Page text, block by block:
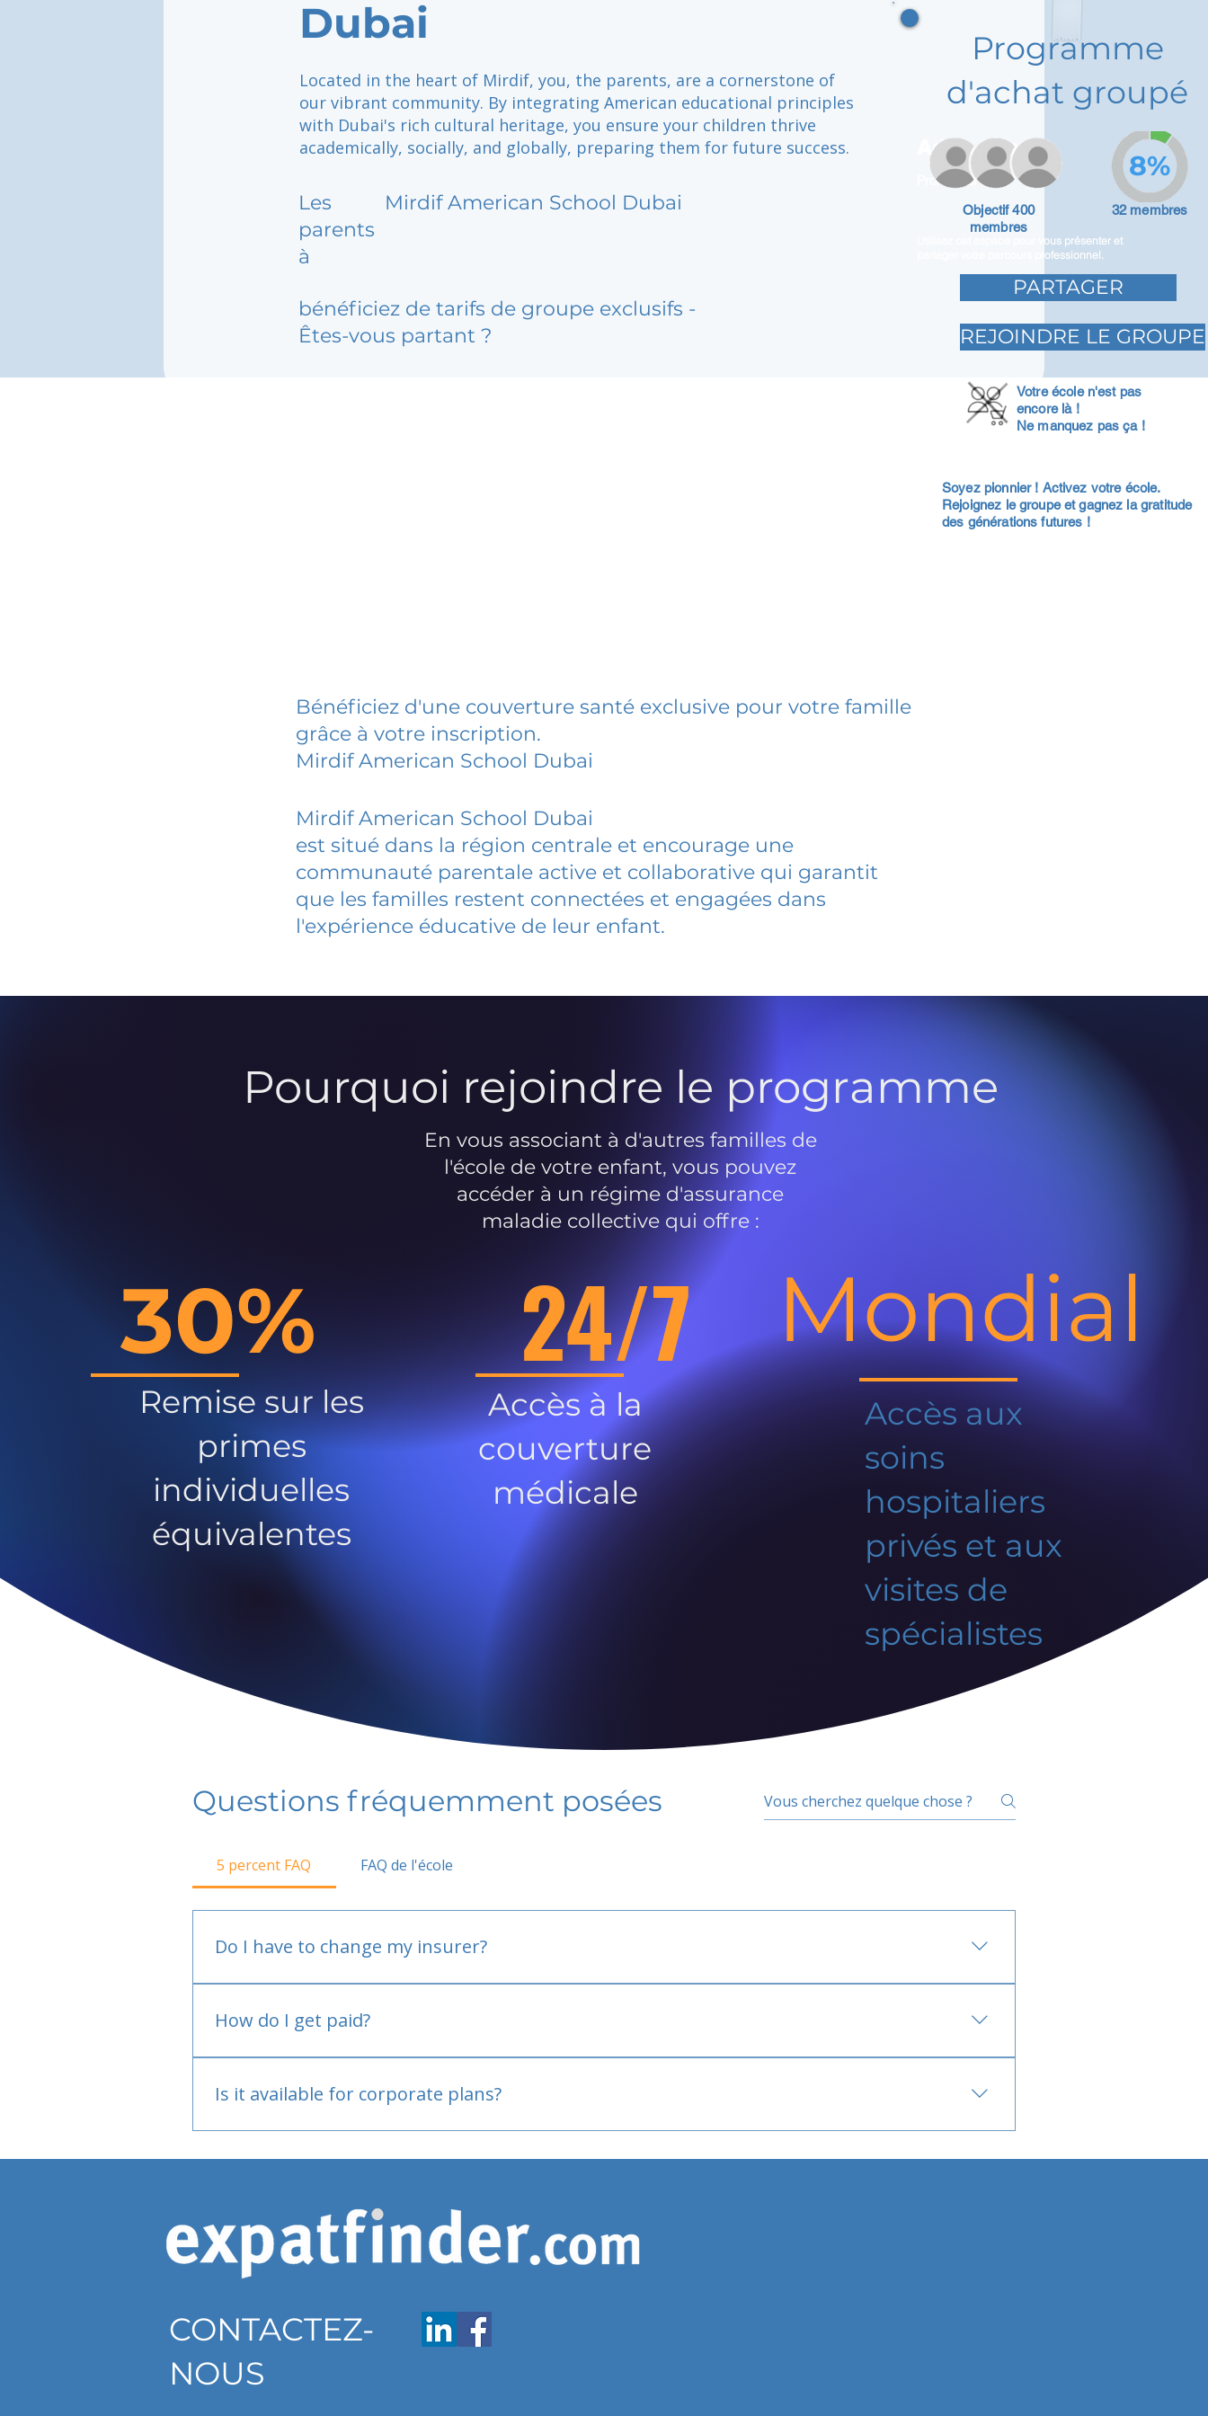
Dubai
Located in the heart of Mirdif, you, the parents, are a cornerstone of
our vibrant community. By integrating American educational principles
with Dubai's rich cultural heritage, you ensure your children thrive
academically, socially, and globally, preparing them for future success.
Les
parents
à
Mirdif American School Dubai
bénéficiez de tarifs de groupe exclusifs -
Êtes-vous partant ?
Adam Caar
Promoteur
Utilisez cet espace pour vous présenter et
partager votre parcours professionnel.
Programme
d'achat groupé
Objectif 400
membres
32 membres
8%
PARTAGER
REJOINDRE LE GROUPE
Votre école n'est pas
encore là !
Ne manquez pas ça !
Soyez pionnier ! Activez votre école.
Rejoignez le groupe et gagnez la gratitude
des générations futures !
Bénéficiez d'une couverture santé exclusive pour votre famille
grâce à votre inscription.
Mirdif American School Dubai
Mirdif American School Dubai
est situé dans la région centrale et encourage une
communauté parentale active et collaborative qui garantit
que les familles restent connectées et engagées dans
l'expérience éducative de leur enfant.
Pourquoi rejoindre le programme
En vous associant à d'autres familles de
l'école de votre enfant, vous pouvez
accéder à un régime d'assurance
maladie collective qui offre :
30%
Remise sur les
primes
individuelles
équivalentes
24/7
Accès à la
couverture
médicale
Mondial
Accès aux
soins
hospitaliers
privés et aux
visites de
spécialistes
Questions fréquemment posées
5 percent FAQ FAQ de l'école
Do I have to change my insurer?
How do I get paid?
Is it available for corporate plans?
CONTACTEZ-
NOUS